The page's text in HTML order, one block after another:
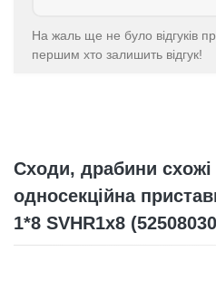
На жаль ще не було відгуків
першим хто залишить відгук!
Сходи, драбини
односекційна
1*8 SVHR1x8